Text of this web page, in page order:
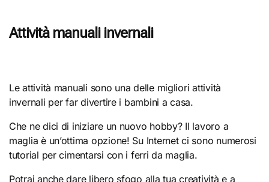
Attività manuali invernali
Le attività manuali sono una delle migliori attività
invernali per far divertire i bambini a casa.
Che ne dici di iniziare un nuovo hobby? Il lavoro a
maglia è un’ottima opzione! Su Internet ci sono numerosi
tutorial per cimentarsi con i ferri da maglia.
Potrai anche dare libero sfogo alla tua creatività e a